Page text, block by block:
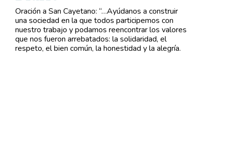
Oración a San Cayetano: “…Ayúdanos a construir
una sociedad en la que todos participemos con
nuestro trabajo y podamos reencontrar los valores
que nos fueron arrebatados: la solidaridad, el
respeto, el bien común, la honestidad y la alegría.